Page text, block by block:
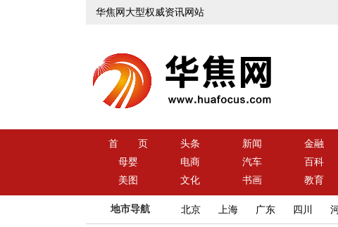
华焦网大型权威资讯网站
首 页 头条 新闻 金融
母婴
电商 汽车 百科
美图
文化 书画 教育
地市导航 北京 上海 广东 四川